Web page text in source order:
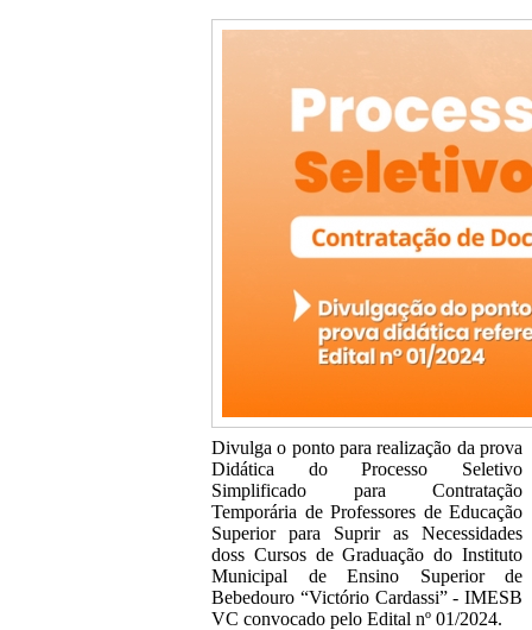
Divulga o ponto para realização da prova
Didática do Processo Seletivo
Simplificado para Contratação
Temporária de Professores de Educação
Superior para Suprir as Necessidades
doss Cursos de Graduação do Instituto
Municipal de Ensino Superior de
Bebedouro “Victório Cardassi” - IMESB
VC convocado pelo Edital nº 01/2024.